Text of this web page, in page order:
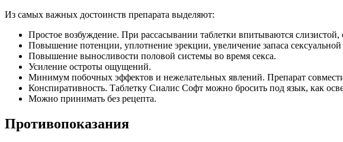
Из самых важных достоинств препарата выделяют:
Простое возбуждение. При рассасывании таблетки впитываются
Повышение потенции, уплотнение эрекции, увеличение запаса
Повышение выносливости половой системы во время секса.
Усиление остроты ощущений.
Минимум побочных эффектов и нежелательных явлений. Препарат
Конспиративность. Таблетку Сиалис Софт можно бросить под язык, как
Можно принимать без рецепта.
Противопоказания